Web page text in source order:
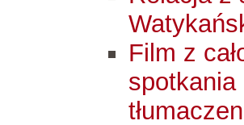
Film z
spotkania